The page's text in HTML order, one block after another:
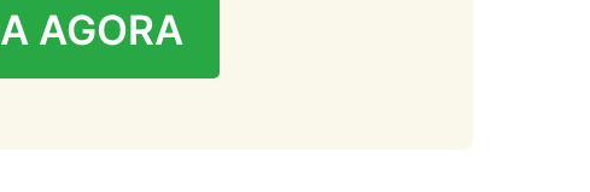
AGORA